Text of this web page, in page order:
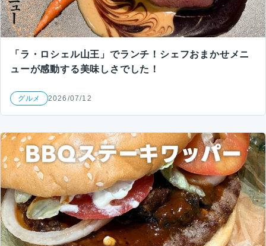
「ラ・ロシェル山王」でランチ！シェフおまかせメニ
ューが感動する美味しさでした！
グルメ 2026/07/12